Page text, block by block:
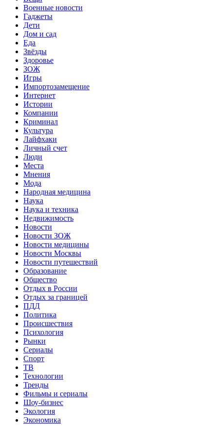
Военные новости
Гаджеты
Дети
Дом и сад
Еда
Звёзды
Здоровье
ЗОЖ
Игры
Импортозамещение
Интернет
Истории
Компании
Криминал
Культура
Лайфхаки
Личный счет
Люди
Места
Мнения
Мода
Народная медицина
Наука
Наука и техника
Недвижимость
Новости
Новости ЗОЖ
Новости медицины
Новости Москвы
Новости путешествий
Образование
Общество
Отдых в России
Отдых за границей
ПДД
Политика
Происшествия
Психология
Рынки
Сериалы
Спорт
ТВ
Технологии
Тренды
Фильмы и сериалы
Шоу-бизнес
Экология
Экономика